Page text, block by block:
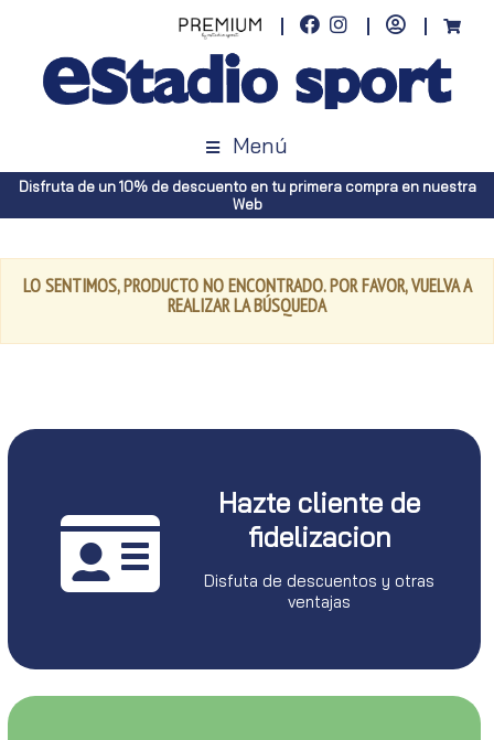
Menú
Disfruta de un 10% de descuento en tu primera compra en nuestra
Web
LO SENTIMOS, PRODUCTO NO ENCONTRADO. POR FAVOR, VUELVA A
REALIZAR LA BÚSQUEDA
Hazte cliente de
fidelizacion
Disfuta de descuentos y otras
ventajas